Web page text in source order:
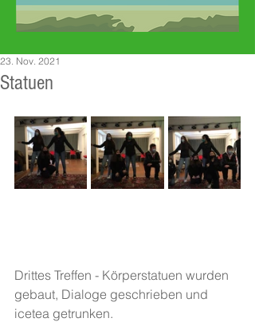
Statuen
23. Nov. 2021
Drittes Treffen - Körperstatuen wurden
gebaut, Dialoge geschrieben und
icetea getrunken.